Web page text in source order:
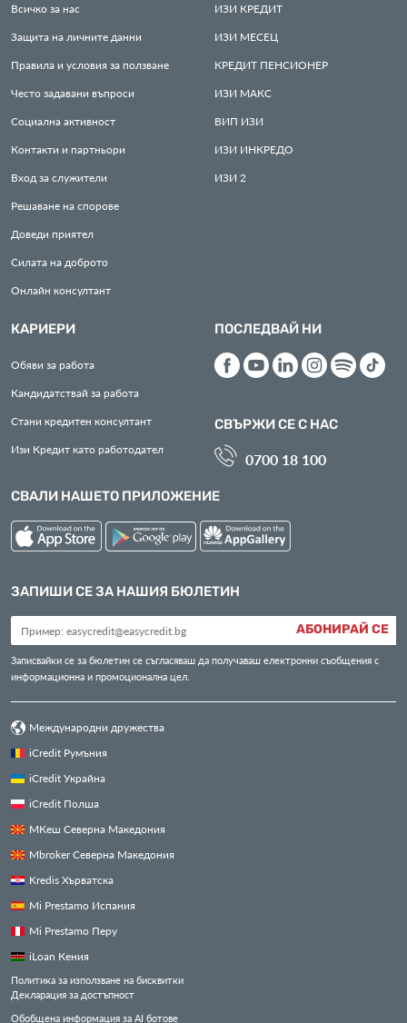
Всичко за нас
Защита на личните данни
Правила и условия за ползване
Често задавани въпроси
Социална активност
Контакти и партньори
Вход за служители
Решаване на спорове
Доведи приятел
Силата на доброто
Онлайн консултант
ИЗИ КРЕДИТ
ИЗИ МЕСЕЦ
КРЕДИТ ПЕНСИОНЕР
ИЗИ МАКС
ВИП ИЗИ
ИЗИ ИНКРЕДО
ИЗИ 2
КАРИЕРИ
Обяви за работа
Кандидатствай за работа
Стани кредитен консултант
Изи Кредит като работодател
ПОСЛЕДВАЙ НИ
СВЪРЖИ СЕ С НАС
0700 18 100
СВАЛИ НАШЕТО ПРИЛОЖЕНИЕ
ЗАПИШИ СЕ ЗА НАШИЯ БЮЛЕТИН
АБОНИРАЙ СЕ
Записвайки се за бюлетин се съгласяваш да получаваш електронни съобщения с
информационна и промоционална цел.
Международни дружества
iCredit Румъния
iCredit Украйна
iCredit Полша
МКеш Северна Македония
Mbroker Северна Македония
Kredis Хърватска
Mi Prestamo Испания
Mi Prestamo Перу
iLoan Кения
Политика за използване на бисквитки
Декларация за достъпност
Обобщена информация за AI ботове